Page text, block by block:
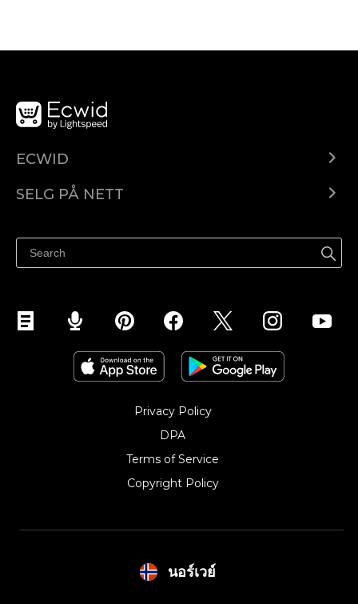
ECWID
Pris
SELG PÅ NETT
Selg på Facebook
Selg på Instagram
Privacy Policy
DPA
Terms of Service
Copyright Policy‎
นอร์เวย์